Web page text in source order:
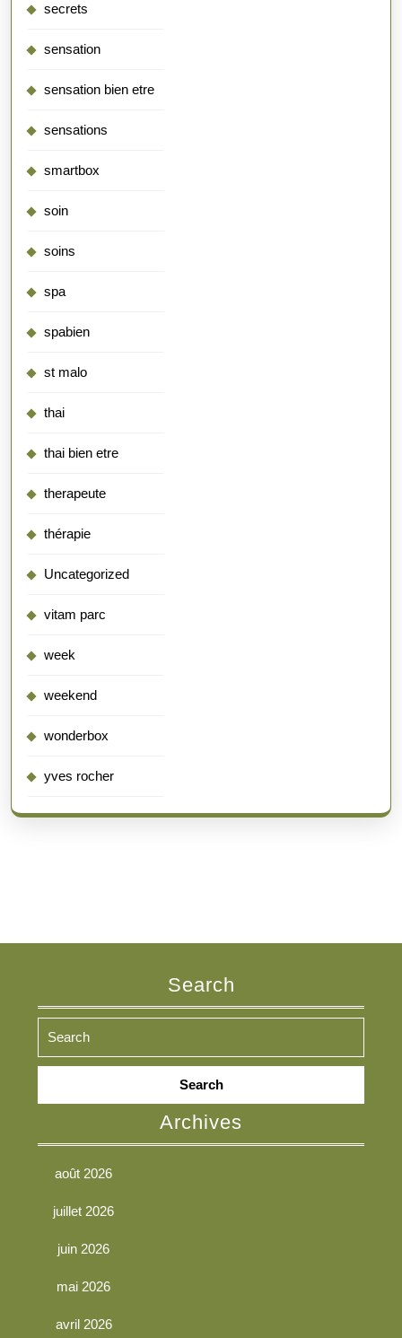
secrets
sensation
sensation bien etre
sensations
smartbox
soin
soins
spa
spabien
st malo
thai
thai bien etre
therapeute
thérapie
Uncategorized
vitam parc
week
weekend
wonderbox
yves rocher
Search
Search
Archives
août 2026
juillet 2026
juin 2026
mai 2026
avril 2026